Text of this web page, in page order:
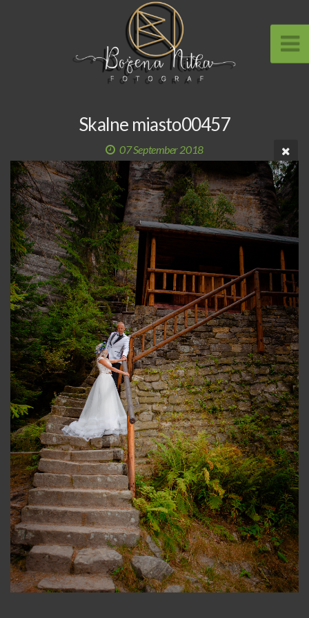
Skalne miasto00457
07 September 2018